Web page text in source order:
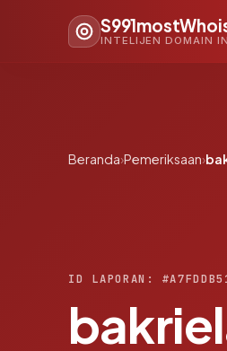
INTELIJEN DOMAIN
Beranda›Pemeriksaan›
ID LAPORAN: